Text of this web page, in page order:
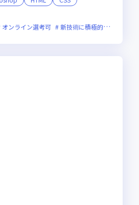
キルアップ＆キャリアアッ
なたが目指すデザイナー像
オンライン選考可 新技術に積極的